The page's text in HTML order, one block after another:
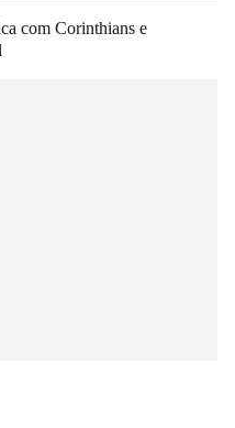
com Corinthians e